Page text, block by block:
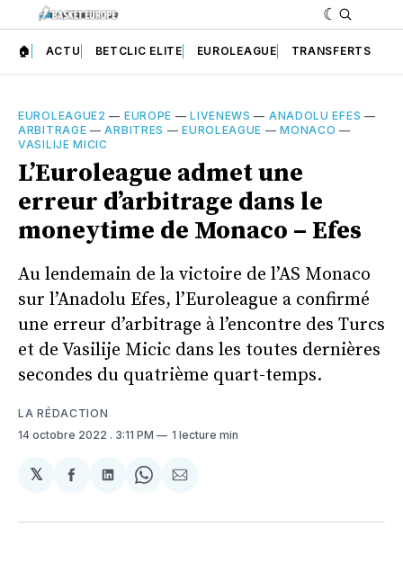
🏠 ACTU BETCLIC ELITE EUROLEAGUE TRANSFERTS
EUROLEAGUE2 — EUROPE —LIVENEWS — ANADOLU EFES —
ARBITRAGE —ARBITRES —EUROLEAGUE —MONACO —
VASILIJE MICIC
L’Euroleague admet une
erreur d’arbitrage dans le
moneytime de Monaco – Efes
Au lendemain de la victoire de l’AS Monaco
sur l’Anadolu Efes, l’Euroleague a confirmé
une erreur d’arbitrage à l’encontre des Turcs
et de Vasilije Micic dans les toutes dernières
secondes du quatrième quart-temps.
LA RÉDACTION
14 octobre 2022 . 3:11 PM 1 lecture min
𝕏
Partager
Facebook
Partager
LinkedIn
Share
WhatsApp
Partager
Courriel